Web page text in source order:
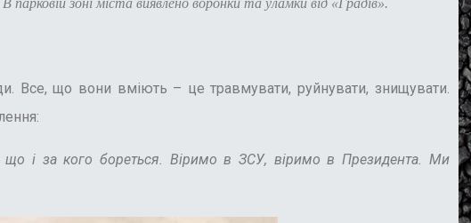
зоні міста виявлено воронки та уламки від «Градів».
Все, що вони вміють – це травмувати, руйнувати, знищувати.
і за кого бореться. Віримо в ЗСУ, віримо в Президента. Ми